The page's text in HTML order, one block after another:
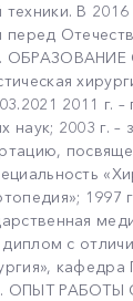
В
перед
ОБРАЗОВАНИЕ
2011 г. –
наук; 2003 г. –
1997
с
кафедра
ОПЫТ РАБОТЫ